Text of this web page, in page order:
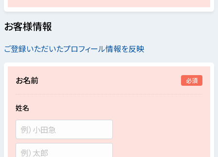
お客様情報
ご登録いただいたプロフィール情報を反映
お名前 必須
姓名